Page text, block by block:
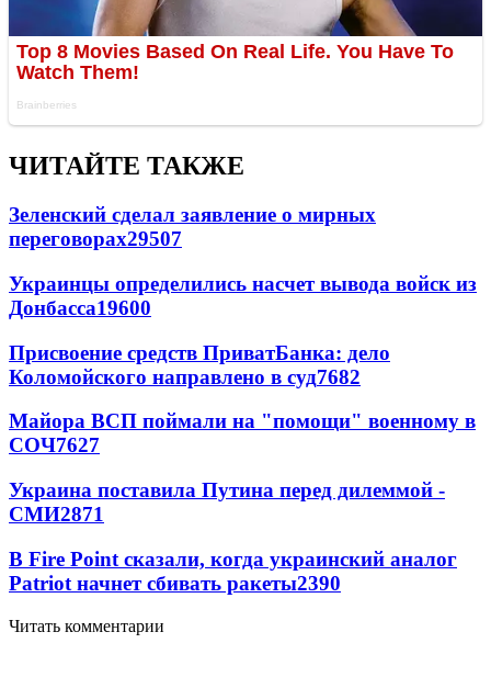
ЧИТАЙТЕ ТАКЖЕ
Зеленский сделал заявление о мирных
переговорах29507
Украинцы определились насчет вывода войск из
Донбасса19600
Присвоение средств ПриватБанка: дело
Коломойского направлено в суд7682
Майора ВСП поймали на "помощи" военному в
СОЧ7627
Украина поставила Путина перед дилеммой -
СМИ2871
В Fire Point сказали, когда украинский аналог
Patriot начнет сбивать ракеты2390
Читать комментарии